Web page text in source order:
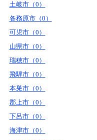
土岐市（0）
各務原市（0）
可児市（0）
山県市（0）
瑞穂市（0）
飛騨市（0）
本巣市（0）
郡上市（0）
下呂市（0）
海津市（0）